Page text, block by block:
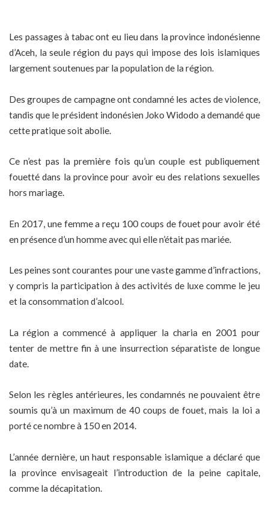
Les passages à tabac ont eu lieu dans la province indonésienne
d’Aceh, la seule région du pays qui impose des lois islamiques
largement soutenues par la population de la région.
Des groupes de campagne ont condamné les actes de violence,
tandis que le président indonésien Joko Widodo a demandé que
cette pratique soit abolie.
Ce n’est pas la première fois qu’un couple est publiquement
fouetté dans la province pour avoir eu des relations sexuelles
hors mariage.
En 2017, une femme a reçu 100 coups de fouet pour avoir été
en présence d’un homme avec qui elle n’était pas mariée.
Les peines sont courantes pour une vaste gamme d’infractions,
y compris la participation à des activités de luxe comme le jeu
et la consommation d’alcool.
La région a commencé à appliquer la charia en 2001 pour
tenter de mettre fin à une insurrection séparatiste de longue
date.
Selon les règles antérieures, les condamnés ne pouvaient être
soumis qu’à un maximum de 40 coups de fouet, mais la loi a
porté ce nombre à 150 en 2014.
L’année dernière, un haut responsable islamique a déclaré que
la province envisageait l’introduction de la peine capitale,
comme la décapitation.